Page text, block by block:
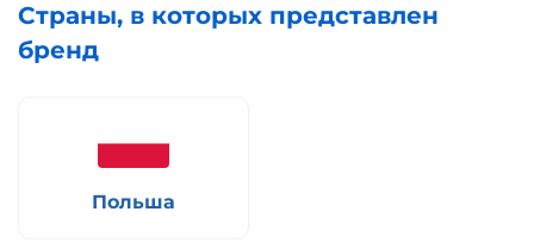
Страны, в которых представлен
бренд
Польша